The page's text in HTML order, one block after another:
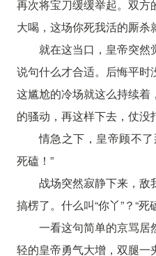
再次将宝刀缓缓举起。双
大喝，这场你死我活的厮杀
就在这当口，皇帝突
说句什么才合适。后悔平时
这尴尬的冷场就这么持续
的骚动，再这样下去，仗没
情急之下，皇帝顾不
死磕！”
战场突然寂静下来，敌
搞楞了。什么叫“你丫”？“死
一看这句简单的京骂居
轻的皇帝勇气大增，双腿一